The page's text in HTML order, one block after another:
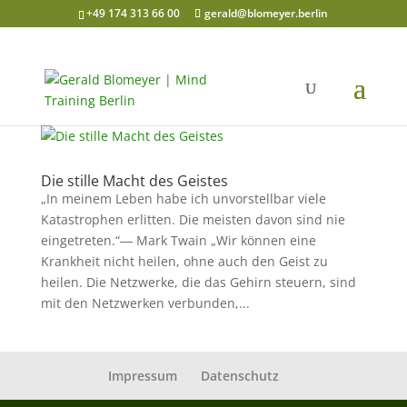
+49 174 313 66 00 gerald@blomeyer.berlin
Die stille Macht des Geistes
„In meinem Leben habe ich unvorstellbar viele
Katastrophen erlitten. Die meisten davon sind nie
eingetreten.“― Mark Twain „Wir können eine
Krankheit nicht heilen, ohne auch den Geist zu
heilen. Die Netzwerke, die das Gehirn steuern, sind
mit den Netzwerken verbunden,...
Impressum Datenschutz